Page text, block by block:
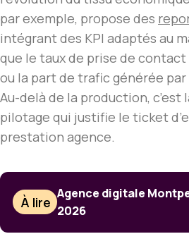
par exemple, propose des
intégrant des KPI adaptés au
que le taux de prise de
ou la part de trafic générée
Au-delà de la production, c’est
pilotage qui justifie le ticket
prestation agence.
À lire
Agence digitale
2026